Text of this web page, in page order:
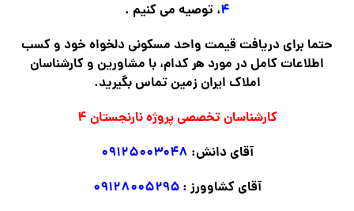
۴، توصیه می کنیم .
حتما برای دریافت قیمت واحد مسکونی دلخواه خود و کسب
اطلاعات کامل در مورد هر کدام، با مشاورین و کارشناسان
املاک ایران زمین تماس بگیرید.
کارشناسان تخصصی پروژه نارنجستان ۴
آقای دانش: ۰۹۱۲۵۰۰۳۰۴۸
آقای کشاوورز :۰۹۱۲۸۰۰۵۲۹۵